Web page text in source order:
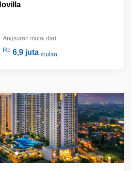
Angsuran mulai dari
Rp 6,9 juta /bulan